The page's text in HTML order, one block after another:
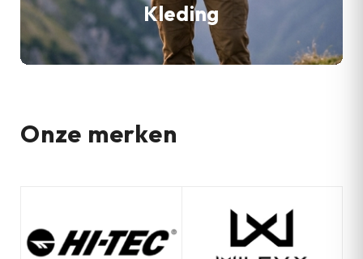
Kleding
Onze merken